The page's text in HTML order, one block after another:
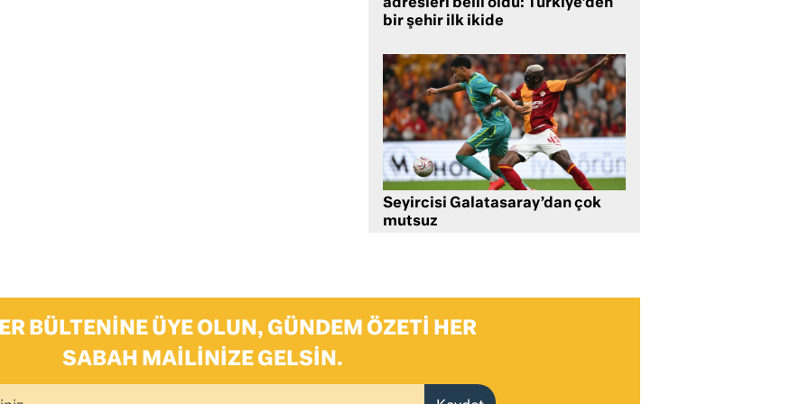
adresleri belli oldu: Türkiye’den
bir şehir ilk ikide
Seyircisi Galatasaray’dan çok
mutsuz
BÜLTENINE ÜYE OLUN, GÜNDEM ÖZETI HER
SABAH MAILINIZE GELSIN.